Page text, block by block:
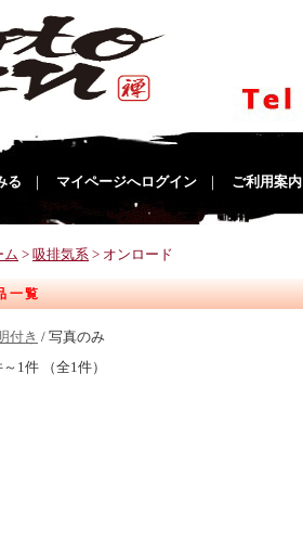
る マイページへログイン ご利用案内
ム > 吸排気系 > オンロード
一覧
付き / 写真のみ
～1件 （全1件）